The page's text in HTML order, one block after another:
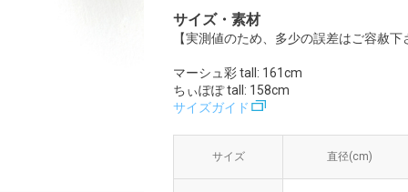
サイズ・素材
【実測値のため、多少の誤差はご容赦下
マーシュ彩 tall: 161cm
ちぃぽぽ tall: 158cm
サイズガイド
サイズ 直径(cm)
サイズ 直径(cm)